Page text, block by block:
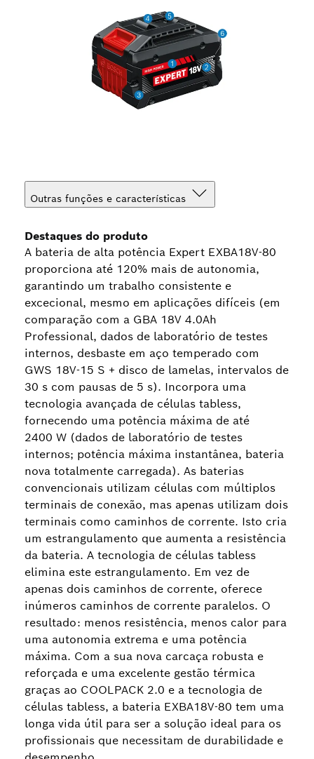
Outras funções e características
Destaques do produto
A bateria de alta potência Expert EXBA18V-80
proporciona até 120% mais de autonomia,
garantindo um trabalho consistente e
excecional, mesmo em aplicações difíceis (em
comparação com a GBA 18V 4.0Ah
Professional, dados de laboratório de testes
internos, desbaste em aço temperado com
GWS 18V-15 S + disco de lamelas, intervalos de
30 s com pausas de 5 s). Incorpora uma
tecnologia avançada de células tabless,
fornecendo uma potência máxima de até
2400 W (dados de laboratório de testes
internos; potência máxima instantânea, bateria
nova totalmente carregada). As baterias
convencionais utilizam células com múltiplos
terminais de conexão, mas apenas utilizam dois
terminais como caminhos de corrente. Isto cria
um estrangulamento que aumenta a resistência
da bateria. A tecnologia de células tabless
elimina este estrangulamento. Em vez de
apenas dois caminhos de corrente, oferece
inúmeros caminhos de corrente paralelos. O
resultado: menos resistência, menos calor para
uma autonomia extrema e uma potência
máxima. Com a sua nova carcaça robusta e
reforçada e uma excelente gestão térmica
graças ao COOLPACK 2.0 e a tecnologia de
células tabless, a bateria EXBA18V-80 tem uma
longa vida útil para ser a solução ideal para os
profissionais que necessitam de durabilidade e